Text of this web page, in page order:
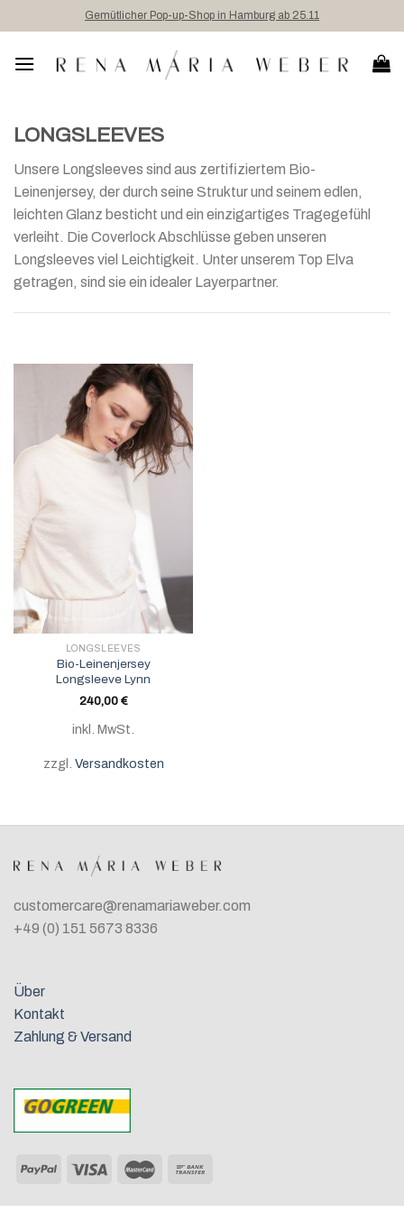
to
content
Gemütlicher Pop-up-Shop in Hamburg ab 25.11
LONGSLEEVES
Unsere Longsleeves sind aus zertifiziertem Bio-
Leinenjersey, der durch seine Struktur und seinem edlen,
leichten Glanz besticht und ein einzigartiges Tragegefühl
verleiht. Die Coverlock Abschlüsse geben unseren
Longsleeves viel Leichtigkeit. Unter unserem Top Elva
getragen, sind sie ein idealer Layerpartner.
LONGSLEEVES
Bio-Leinenjersey
Longsleeve Lynn
240,00 €
inkl. MwSt.
zzgl. Versandkosten
customercare@renamariaweber.com
+49 (0) 151 5673 8336
Über
Kontakt
Zahlung & Versand